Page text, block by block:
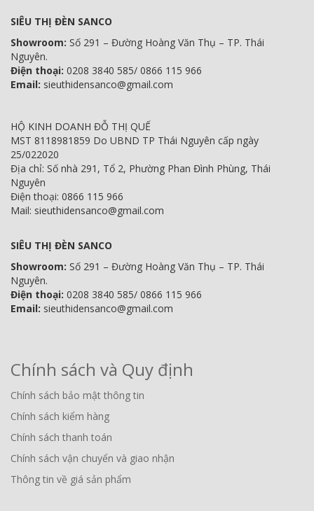
SIÊU THỊ ĐÈN SANCO
Showroom: Số 291 – Đường Hoàng Văn Thụ – TP. Thái
Nguyên.
Điện thoại: 0208 3840 585/ 0866 115 966
Email: sieuthidensanco@gmail.com
HỘ KINH DOANH ĐỖ THỊ QUẾ
MST 8118981859 Do UBND TP Thái Nguyên cấp ngày
25/022020
Địa chỉ: Số nhà 291, Tổ 2, Phường Phan Đình Phùng, Thái
Nguyên
Điện thoại: 0866 115 966
Mail: sieuthidensanco@gmail.com
SIÊU THỊ ĐÈN SANCO
Showroom: Số 291 – Đường Hoàng Văn Thụ – TP. Thái
Nguyên.
Điện thoại: 0208 3840 585/ 0866 115 966
Email: sieuthidensanco@gmail.com
Chính sách và Quy định
Chính sách bảo mật thông tin
Chính sách kiểm hàng
Chính sách thanh toán
Chính sách vận chuyển và giao nhận
Thông tin về giá sản phẩm